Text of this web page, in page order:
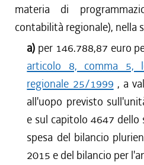
materia di
contabilità regionale), nella
a) per 146.788,87 euro
articolo 8, comma 5,
regionale 25/1999 , a
all'uopo previsto
e sul capitolo 4647 dello
spesa del bilancio
2015 e del bilancio per